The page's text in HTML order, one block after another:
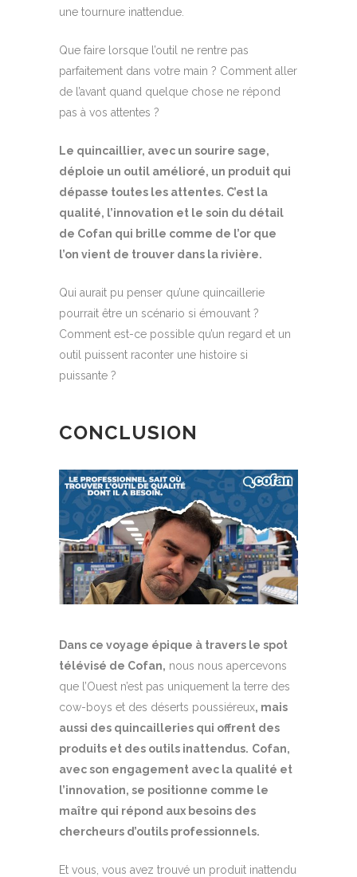
une tournure inattendue.
Que faire lorsque l’outil ne rentre pas
parfaitement dans votre main ? Comment aller
de l’avant quand quelque chose ne répond
pas à vos attentes ?
Le quincaillier, avec un sourire sage,
déploie un outil amélioré, un produit qui
dépasse toutes les attentes. C’est la
qualité, l’innovation et le soin du détail
de Cofan qui brille comme de l’or que
l’on vient de trouver dans la rivière.
Qui aurait pu penser qu’une quincaillerie
pourrait être un scénario si émouvant ?
Comment est-ce possible qu’un regard et un
outil puissent raconter une histoire si
puissante ?
CONCLUSION
Dans ce voyage épique à travers le spot
télévisé de Cofan, nous nous apercevons
que l’Ouest n’est pas uniquement la terre des
cow-boys et des déserts poussiéreux, mais
aussi des quincailleries qui offrent des
produits et des outils inattendus. Cofan,
avec son engagement avec la qualité et
l’innovation, se positionne comme le
maître qui répond aux besoins des
chercheurs d’outils professionnels.
Et vous, vous avez trouvé un produit inattendu